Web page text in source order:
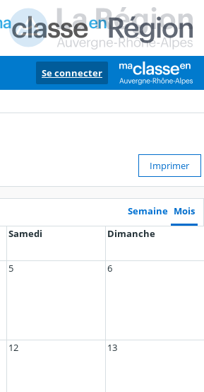
Se connecter
Imprimer
Semaine Mois
Samedi Dimanche
5 6
12 13